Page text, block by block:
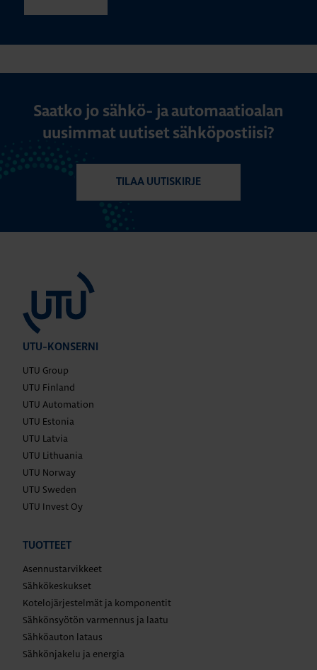
Saatko jo sähkö- ja automaatioalan
uusimmat uutiset sähköpostiisi?
TILAA UUTISKIRJE
UTU-KONSERNI
UTU Group
UTU Finland
UTU Automation
UTU Estonia
UTU Latvia
UTU Lithuania
UTU Norway
UTU Sweden
UTU Invest Oy
TUOTTEET
Asennustarvikkeet
Sähkökeskukset
Kotelojärjestelmät ja komponentit
Sähkönsyötön varmennus ja laatu
Sähköauton lataus
Sähkönjakelu ja energia